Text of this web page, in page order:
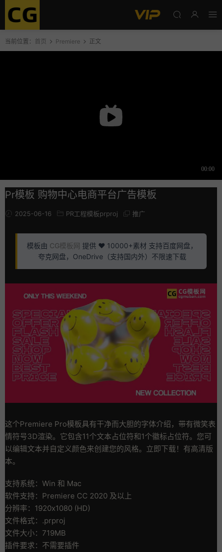
当前位置： 首页 Premiere 正文
Pr模板 购物中心电商平台广告模板
2025-06-16 PR工程模板prproj 推广
模板由 CG模板网 提供 ❤️ 10000+素材 支持百度网盘，
夸克网盘，OneDrive（支持国内外）不限速下载
这个Premiere Pro模板具有干净而大胆的字体介绍，带有微笑表
情符号3D渲染。它包含11个文本占位符和1个徽标占位符。您可
以编辑文本并自定义颜色来创建您的风格。立即下载！有高清版
本。
支持系统：Win 和 Mac
软件支持：Premiere CC 2020 及以上
分辨率：1920x1080 (HD)
文件格式：.prproj
文件大小：719MB
插件要求：不需要插件